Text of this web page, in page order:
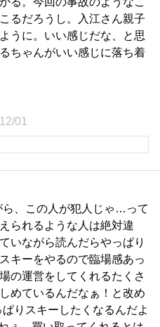
るだろうし。入江さん親子
うに。いい感じだな、と思
ちゃんがいい感じに落ち着
01
ら、この人が犯人じゃ…って
られるような人は絶対違
いながら読んだらやっぱり
キーをやるので臨場感あっ
の運営をしてくれるたくさ
めているんだなぁ！と改め
りスキーしたくなるんだよ